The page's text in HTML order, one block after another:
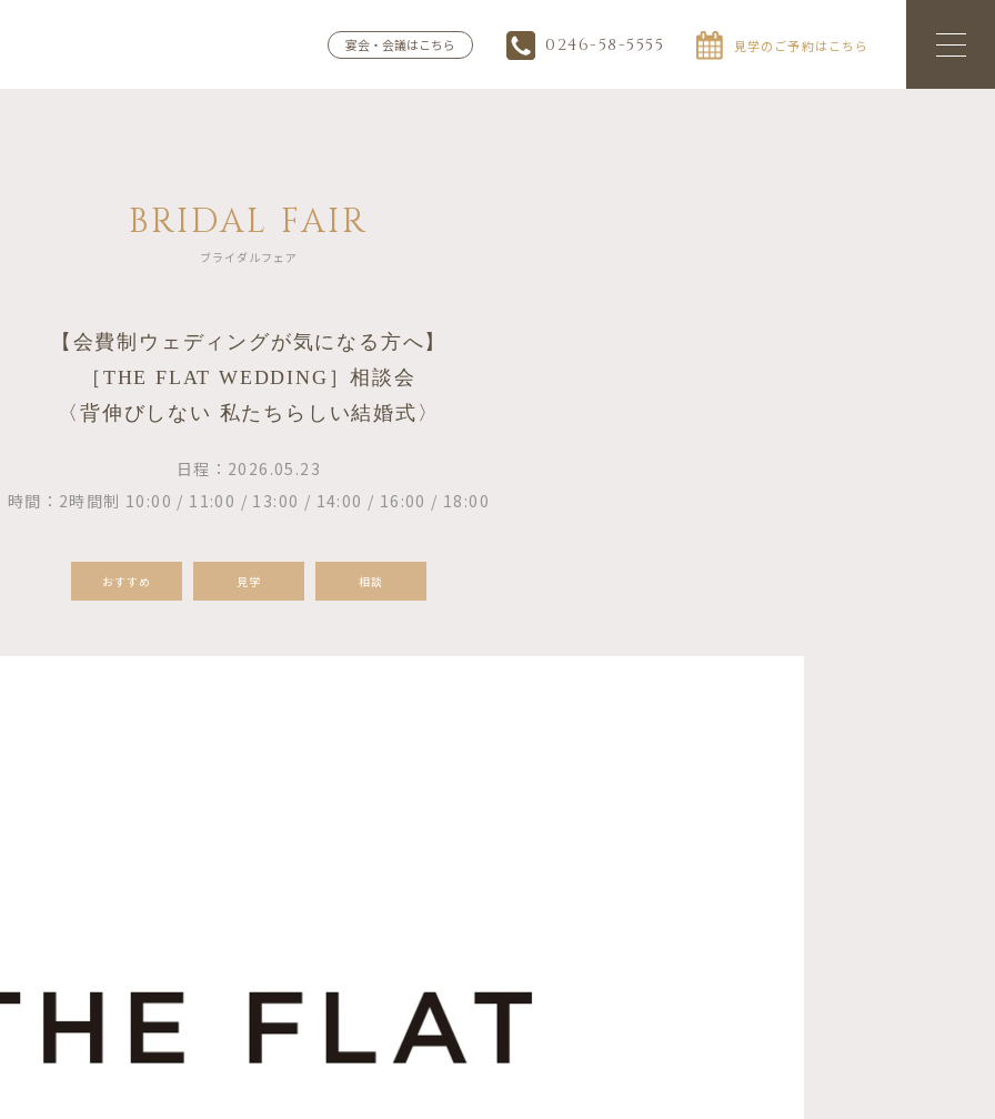
宴会・会議はこちら 0246-58-5555 見学のご予約はこちら
BRIDAL FAIR
ブライダルフェア
【会費制ウェディングが気になる方へ】
［THE FLAT WEDDING］相談会
〈背伸びしない 私たちらしい結婚式〉
日程：2026.05.23
時間：2時間制 10:00 / 11:00 / 13:00 / 14:00 / 16:00 / 18:00
おすすめ 見学 相談